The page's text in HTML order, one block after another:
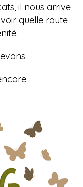
il nous arrive
quelle route